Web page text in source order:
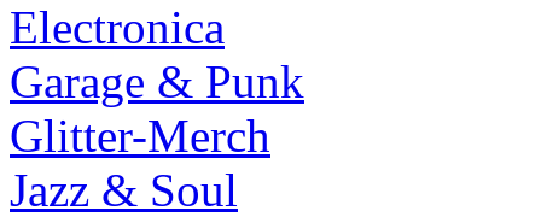
Electronica
Garage & Punk
Glitter-Merch
Jazz & Soul